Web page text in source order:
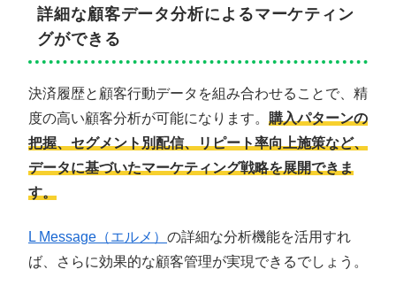
詳細な顧客データ分析によるマーケティン
グができる
決済履歴と顧客行動データを組み合わせることで、精
度の高い顧客分析が可能になります。 購入パターンの
把握、セグメント別配信、リピート率向上施策など、
データに基づいたマーケティング戦略を展開できま
す。
L Message（エルメ） の詳細な分析機能を活用すれ
ば、さらに効果的な顧客管理が実現できるでしょう。